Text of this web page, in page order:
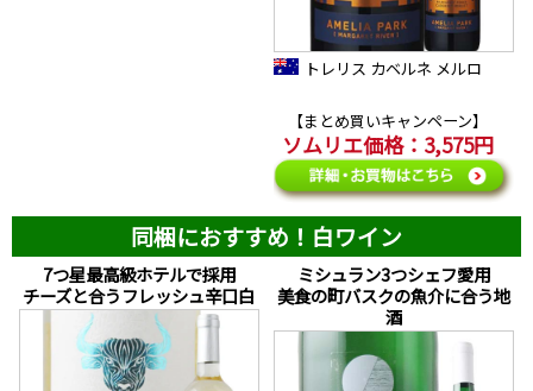
トレリス カベルネ メルロ
【まとめ買いキャンペーン】
ソムリエ価格：3,575円
同梱におすすめ！白ワイン
7つ星最高級ホテルで採用
チーズと合うフレッシュ辛口白
ミシュラン3つシェフ愛用
美食の町バスクの魚介に合う地
酒